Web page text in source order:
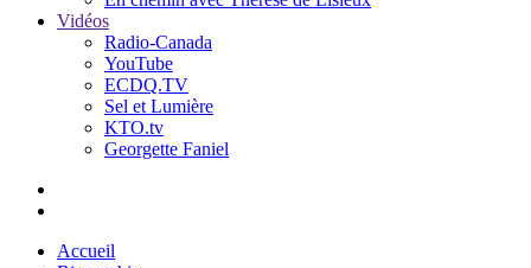
Vidéos
Radio-Canada
YouTube
ECDQ.TV
Sel et Lumière
KTO.tv
Georgette Faniel
Accueil